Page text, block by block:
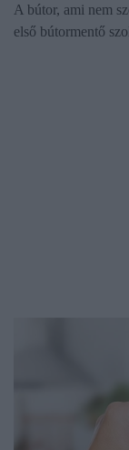
A bútor, ami nem
első bútormentő